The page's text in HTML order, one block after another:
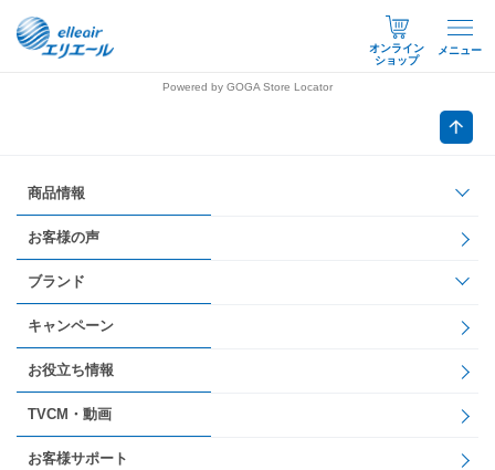
オンライン
ショップ
メニュー
Powered by GOGA Store Locator
商品情報
お客様の声
ブランド
キャンペーン
お役立ち情報
TVCM・動画
お客様サポート